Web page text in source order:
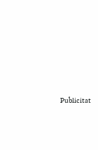
Publicitat